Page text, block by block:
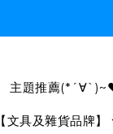
主題推薦
【文具及雜貨品牌】